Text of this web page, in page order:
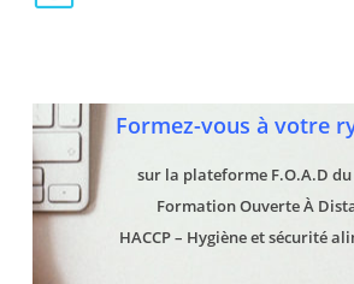
Formez-vous à votre
sur la plateforme F.O.A.D du
Formation Ouverte À
HACCP – Hygiène et sécurité